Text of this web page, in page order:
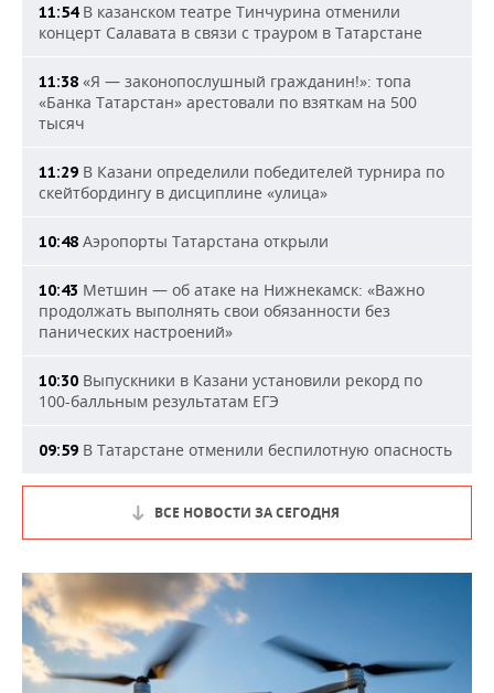
11:54В казанском театре Тинчурина отменили
концерт Салавата в связи с трауром в Татарстане
11:38 «Я — законопослушный гражданин!»: топа
«Банка Татарстан» арестовали по взяткам на 500
тысяч
11:29 В Казани определили победителей турнира по
скейтбордингу в дисциплине «улица»
10:48 Аэропорты Татарстана открыли
10:43 Метшин — об атаке на Нижнекамск: «Важно
продолжать выполнять свои обязанности без
панических настроений»
10:30 Выпускники в Казани установили рекорд по
100-балльным результатам ЕГЭ
09:59 В Татарстане отменили беспилотную опасность
ВСЕ НОВОСТИ ЗА СЕГОДНЯ